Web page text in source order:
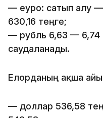
— еуро: сатып алу
630,16 теңге;
— рубль 6,63 — 6,74
саудаланады.
Елорданың ақша
— доллар 536,58